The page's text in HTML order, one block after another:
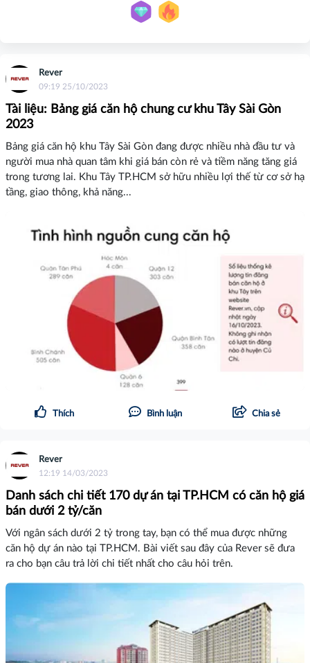
Rever
09:19 25/10/2023
Tài liệu: Bảng giá căn hộ chung cư khu Tây Sài Gòn
2023
Bảng giá căn hộ khu Tây Sài Gòn đang được nhiều nhà đầu tư và
người mua nhà quan tâm khi giá bán còn rẻ và tiềm năng tăng giá
trong tương lai. Khu Tây TP.HCM sở hữu nhiều lợi thế từ cơ sở hạ
tầng, giao thông, khả năng...
Thích Bình luận Chia sẻ
Rever
12:19 14/03/2023
Danh sách chi tiết 170 dự án tại TP.HCM có căn hộ giá
bán dưới 2 tỷ/căn
Với ngân sách dưới 2 tỷ trong tay, bạn có thể mua được những
căn hộ dự án nào tại TP.HCM. Bài viết sau đây của Rever sẽ đưa
ra cho bạn câu trả lời chi tiết nhất cho câu hỏi trên.